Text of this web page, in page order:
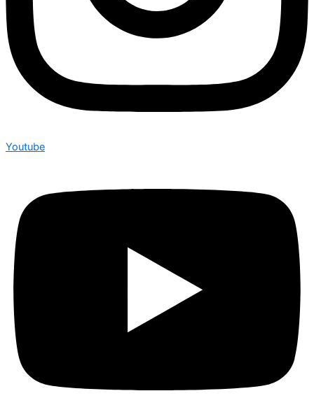
Youtube